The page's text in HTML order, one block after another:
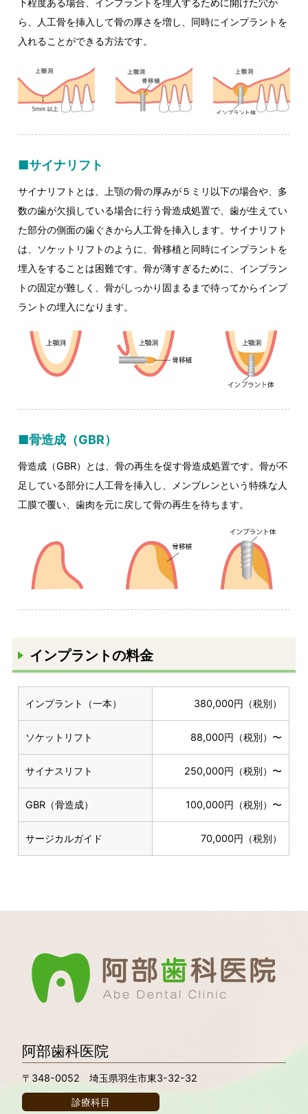
ら、人工骨を挿入して骨の厚さを増し、同時にインプラントを
入れることができる方法です。
■サイナリフト
サイナリフトとは、上顎の骨の厚みが５ミリ以下の場合や、多
数の歯が欠損している場合に行う骨造成処置で、歯が生えてい
た部分の側面の歯ぐきから人工骨を挿入します。サイナリフト
は、ソケットリフトのように、骨移植と同時にインプラントを
埋入をすることは困難です。骨が薄すぎるために、インプラン
トの固定が難しく、骨がしっかり固まるまで待ってからインプ
ラントの埋入になります。
■骨造成（GBR）
骨造成（GBR）とは、骨の再生を促す骨造成処置です。骨が不
足している部分に人工骨を挿入し、メンブレンという特殊な人
工膜で覆い、歯肉を元に戻して骨の再生を待ちます。
インプラントの料金
インプラント（一本） 380,000円（税別）
ソケットリフト 88,000円（税別）〜
サイナスリフト 250,000円（税別）〜
GBR（骨造成） 100,000円（税別）〜
サージカルガイド 70,000円（税別）
阿部歯科医院
〒348-0052 埼玉県羽生市東3-32-32
診療科目